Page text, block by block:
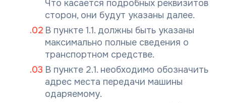
Что касается подробных реквизитов
сторон, они будут указаны далее.
В пункте 1.1. должны быть указаны
максимально полные сведения о
транспортном средстве.
В пункте 2.1. необходимо обозначить
адрес места передачи машины
одаряемому.